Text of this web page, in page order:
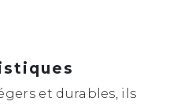
et durables, ils